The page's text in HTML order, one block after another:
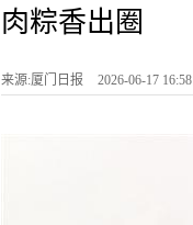
肉粽香出圈
来源:厦门日报 2026-06-17 16:58